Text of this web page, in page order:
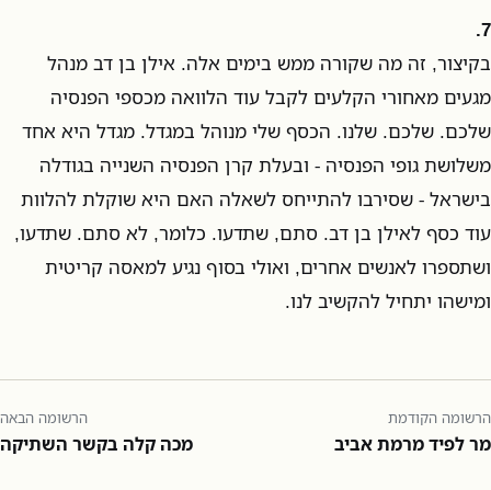
7.
בקיצור, זה מה שקורה ממש בימים אלה. אילן בן דב מנהל
מגעים מאחורי הקלעים לקבל עוד הלוואה מכספי הפנסיה
שלכם. שלכם. שלנו. הכסף שלי מנוהל במגדל. מגדל היא אחד
משלושת גופי הפנסיה - ובעלת קרן הפנסיה השנייה בגודלה
בישראל - שסירבו להתייחס לשאלה האם היא שוקלת להלוות
עוד כסף לאילן בן דב. סתם, שתדעו. כלומר, לא סתם. שתדעו,
ושתספרו לאנשים אחרים, ואולי בסוף נגיע למאסה קריטית
ומישהו יתחיל להקשיב לנו.
הרשומה הקודמת
מר לפיד מרמת אביב
הרשומה הבאה
מכה קלה בקשר השתיקה